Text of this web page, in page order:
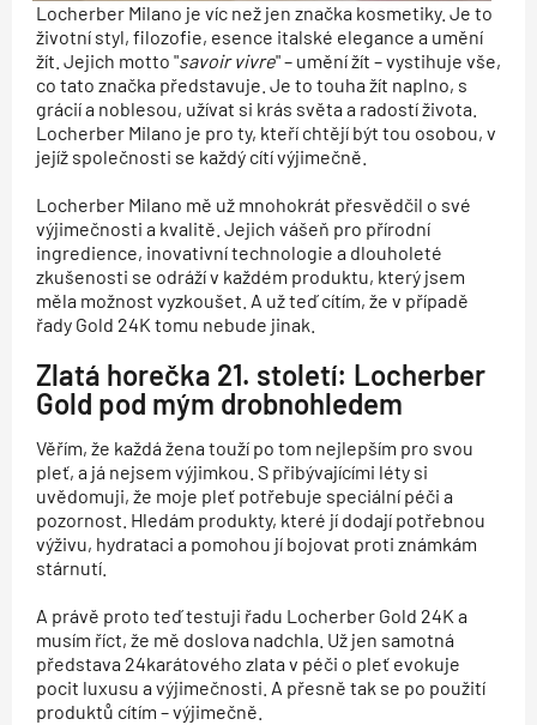
Locherber Milano je víc než jen značka kosmetiky. Je to
životní styl, filozofie, esence italské elegance a umění
žít. Jejich motto "savoir vivre" – umění žít – vystihuje vše,
co tato značka představuje. Je to touha žít naplno, s
grácií a noblesou, užívat si krás světa a radostí života.
Locherber Milano je pro ty, kteří chtějí být tou osobou, v
jejíž společnosti se každý cítí výjimečně.
Locherber Milano mě už mnohokrát přesvědčil o své
výjimečnosti a kvalitě. Jejich vášeň pro přírodní
ingredience, inovativní technologie a dlouholeté
zkušenosti se odráží v každém produktu, který jsem
měla možnost vyzkoušet. A už teď cítím, že v případě
řady Gold 24K tomu nebude jinak.
Zlatá horečka 21. století: Locherber
Gold pod mým drobnohledem
Věřím, že každá žena touží po tom nejlepším pro svou
pleť, a já nejsem výjimkou. S přibývajícími léty si
uvědomuji, že moje pleť potřebuje speciální péči a
pozornost. Hledám produkty, které jí dodají potřebnou
výživu, hydrataci a pomohou jí bojovat proti známkám
stárnutí.
A právě proto teď testuji řadu Locherber Gold 24K a
musím říct, že mě doslova nadchla. Už jen samotná
představa 24karátového zlata v péči o pleť evokuje
pocit luxusu a výjimečnosti. A přesně tak se po použití
produktů cítím – výjimečně.